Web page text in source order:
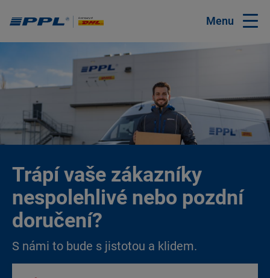
Menu
Trápí vaše zákazníky
nespolehlivé nebo pozdní
doručení?
S námi to bude s jistotou a klidem.